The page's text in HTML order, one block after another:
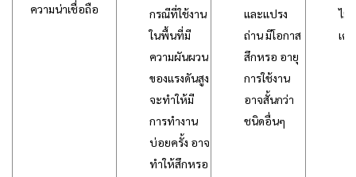
ความน่าเชื่อถือ
กรณีที่ใช้งาน
ในพื้นที่มี
ความผันผวน
ของแรงดันสูง
จะทำให้มี
การทำงาน
บ่อยครั้ง อาจ
ทำให้สึกหรอ
และแปรง
ถ่าน มีโอกาส
สึกหรอ อายุ
การใช้งาน
อาจสั้นกว่า
ชนิดอื่นๆ
ไม่
เค